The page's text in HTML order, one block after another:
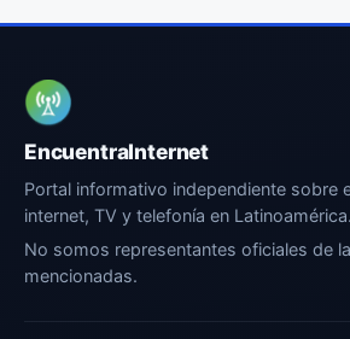
EncuentraInternet
Portal informativo independiente sobre
internet, TV y telefonía en Latinoamérica.
No somos representantes oficiales de
mencionadas.